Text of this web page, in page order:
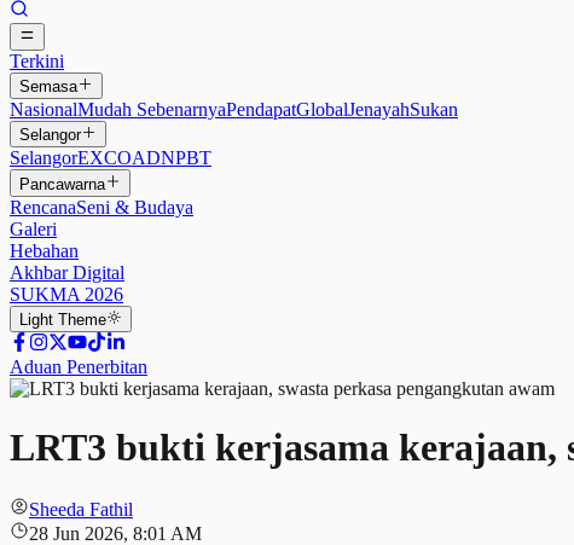
Terkini
Semasa
NasionalMudah SebenarnyaPendapatGlobalJenayahSukan
Selangor
SelangorEXCOADNPBT
Pancawarna
RencanaSeni & Budaya
Galeri
Hebahan
Akhbar Digital
SUKMA 2026
Light Theme
Aduan Penerbitan
LRT3 bukti kerjasama kerajaan,
Sheeda Fathil
28 Jun 2026, 8:01 AM